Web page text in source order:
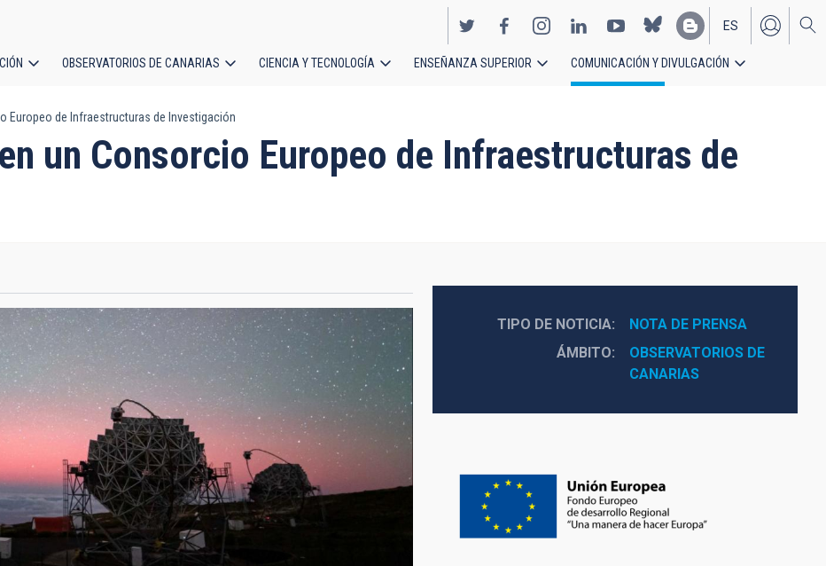
EN
ES
OBSERVATORIOS DE CANARIAS CIENCIA Y TECNOLOGÍA ENSEÑANZA SUPERIOR COMUNICACIÓN Y DIVULGACIÓN
Europeo de Infraestructuras de Investigación
un Consorcio Europeo de Infraestructuras de
TIPO DE NOTICIA
NOTA DE PRENSA
ÁMBITO
OBSERVATORIOS DE
CANARIAS